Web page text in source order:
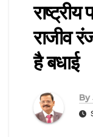
राजीव
है बधाई
By